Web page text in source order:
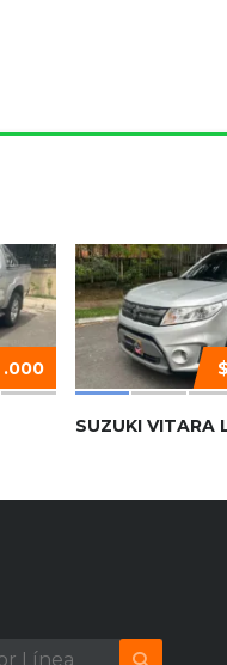
.000
SUZUKI VITARA